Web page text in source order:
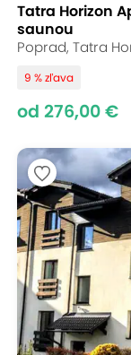
Tatra Horizon
saunou
Poprad, Tatra
9 % zľava
od 276,00 €